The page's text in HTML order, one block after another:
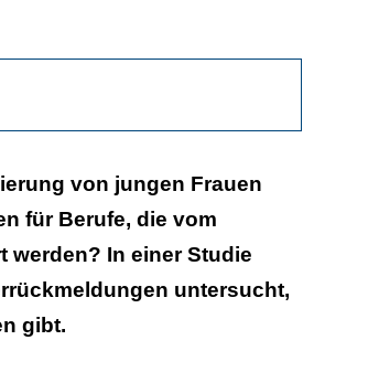
gab es keine messbare
von jungen Frauen
für Berufe, die vom
werden? In einer Studie
untersucht,
gibt.